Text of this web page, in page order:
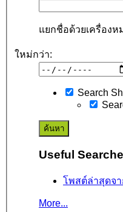
แยกชื่อด้วยเครื่องห
ใหม่กว่า:
Search
Useful
โพสต์ล่าสุดจา
More...